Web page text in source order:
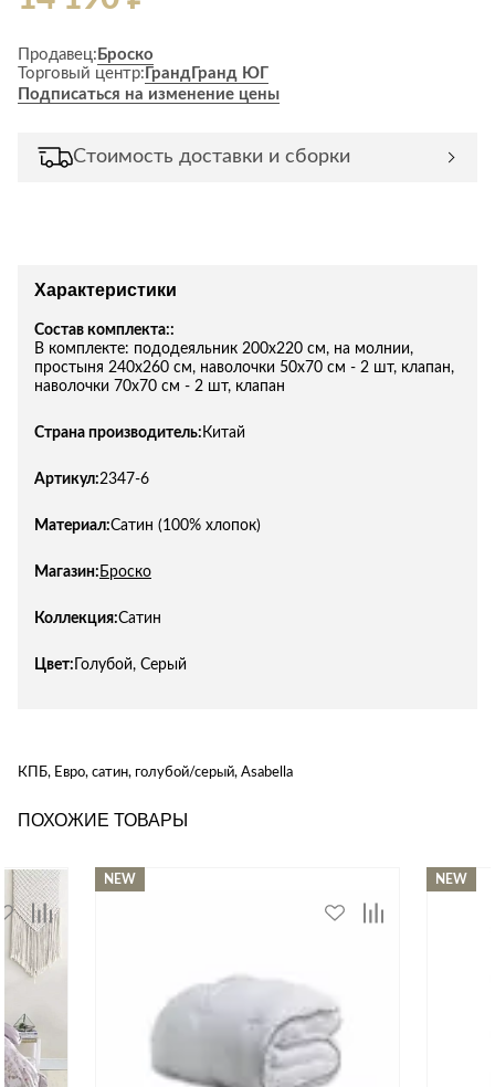
Продавец: Броско
Торговый центр: Гранд Гранд ЮГ
Подписаться на изменение цены
Стоимость доставки и сборки
Характеристики
Состав комплекта::
В комплекте: пододеяльник 200х220 см, на молнии,
простыня 240х260 см, наволочки 50х70 см - 2 шт, клапан,
наволочки 70х70 см - 2 шт, клапан
Страна производитель: Китай
Артикул:2347-6
Материал:Сатин (100% хлопок)
Магазин: Броско
Коллекция:Сатин
Цвет: Голубой, Серый
КПБ, Евро, сатин, голубой/серый, Asabella
ПОХОЖИЕ ТОВАРЫ
NEW NEW